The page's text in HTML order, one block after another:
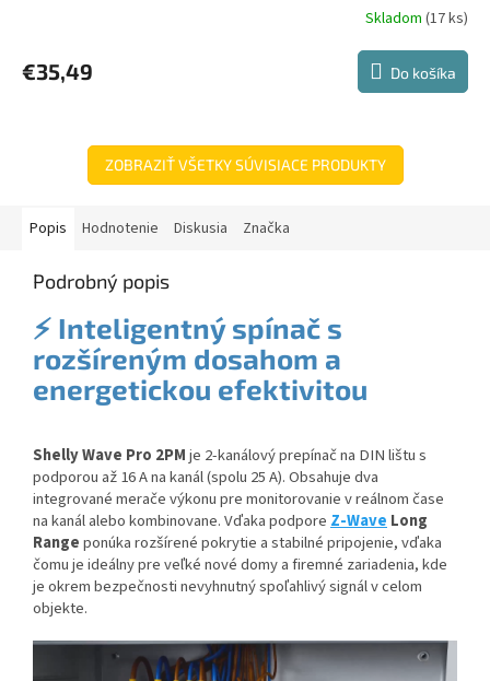
Skladom (17 ks)
€35,49 Do košíka
ZOBRAZIŤ VŠETKY SÚVISIACE PRODUKTY
Popis Hodnotenie Diskusia Značka
Podrobný popis
⚡ Inteligentný spínač s
rozšíreným dosahom a
energetickou efektivitou
Shelly Wave Pro 2PMje 2-kanálový prepínač na DIN lištu s
podporou až 16 A na kanál (spolu 25 A). Obsahuje dva
integrované merače výkonu pre monitorovanie v reálnom čase
na kanál alebo kombinovane. Vďaka podpore Z-Wave Long
Rangeponúka rozšírené pokrytie a stabilné pripojenie, vďaka
čomu je ideálny pre veľké nové domy a firemné zariadenia, kde
je okrem bezpečnosti nevyhnutný spoľahlivý signál v celom
objekte.